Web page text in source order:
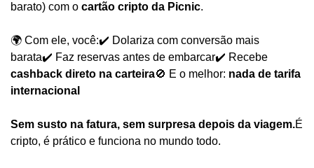
barato) com o cartão cripto da Picnic.
🌍 Com ele, você:✔️ Dolariza com conversão mais
barata✔️ Faz reservas antes de embarcar
cashback direto na carteira🚫 E o melhor: nada de tarifa
internacional
Sem susto na fatura, sem surpresa depois da viagem.É
cripto, é prático e funciona no mundo todo.